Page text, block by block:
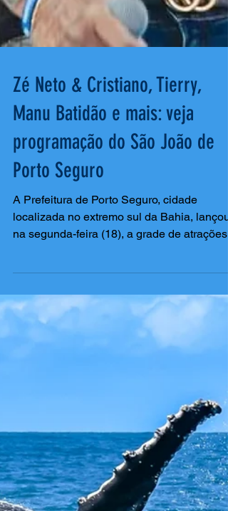
Zé Neto & Cristiano, Tierry,
Manu Batidão e mais: veja
programação do São João de
Porto Seguro
A Prefeitura de Porto Seguro, cidade
localizada no extremo sul da Bahia, lançou,
na segunda-feira (18), a grade de atrações
do São João 2026. Entre os nomes
confirmados estão Zé Neto & Cristiano,
19 e 23 de junho e reunir artistas do forró,
sertanejo, baião e piseiro. A abertura vai
contar com quadrilha junina, transmissão
jogo do Brasil e shows de Chris Lima e
Edinho Caraíva. Sábado (20)